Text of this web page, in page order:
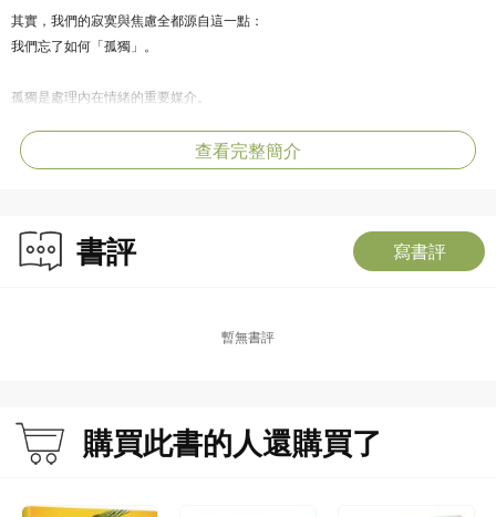
其實，我們的寂寞與焦慮全都源自這一點：
我們忘了如何「孤獨」。
孤獨是處理內在情緒的重要媒介。
職業哲學家谷川嘉浩從哲學、神經科學、心理學、社會學觀點出發，
尼采、漢娜・鄂蘭、奧特加等哲學家的思索……
探究我們如何失去了與自己安靜共處的能力，
查看完整簡介
書評 寫書評
暫無書評
購買此書的人還購買了